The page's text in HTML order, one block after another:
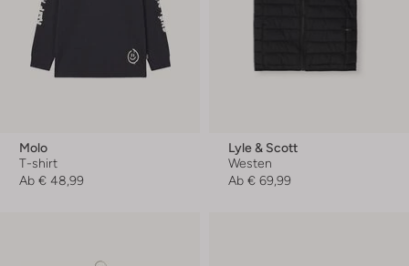
Molo
T-shirt
Ab € 48,99
Lyle & Scott
Westen
Ab € 69,99